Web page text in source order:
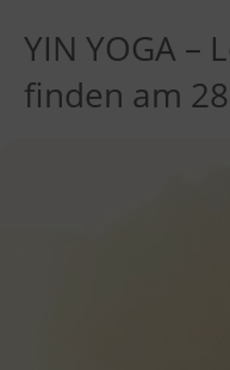
YIN YOGA –
finden am